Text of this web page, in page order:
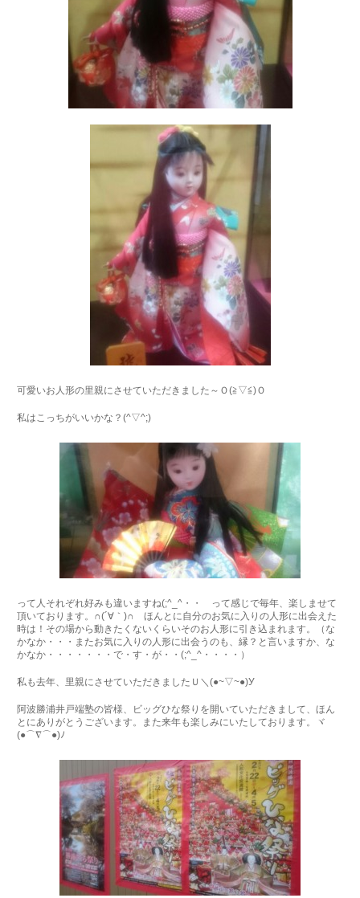
可愛いお人形の里親にさせていただきました～Ｏ(≧▽≦)Ｏ
私はこっちがいいかな？(^▽^;)
って人それぞれ好みも違いますね(;^_^・・ って感じで毎年、楽しませて
頂いております。∩(´∀｀)∩ ほんとに自分のお気に入りの人形に出会えた
時は！その場から動きたくないくらいそのお人形に引き込まれます。（な
かなか・・・またお気に入りの人形に出会うのも、縁？と言いますか、な
かなか・・・・・・・で・す・が・・(;^_^・・・・）
私も去年、里親にさせていただきましたＵ＼(●~▽~●)У
阿波勝浦井戸端塾の皆様、ビッグひな祭りを開いていただきまして、ほん
とにありがとうございます。また来年も楽しみにいたしております。ヾ
(●⌒∇⌒●)ﾉ